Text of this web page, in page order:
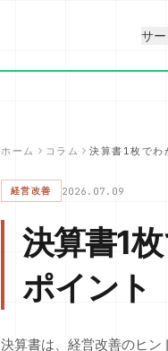
サ
ホーム コラム 決算書1枚でわ
経営改善 2026.07.09
決算書1
ポイント
決算書は、経営改善のヒン